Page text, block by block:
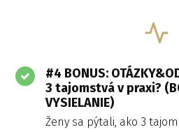
#4 BONUS:
3 tajomstvá v praxi?
VYSIELANIE)
Ženy sa pýtali, ako 3